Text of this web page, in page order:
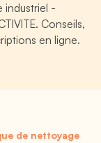
industriel -
Conseils,
en ligne.
de nettoyage